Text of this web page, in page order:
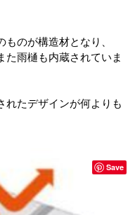
ものが構造材となり、
た雨樋も内蔵されていま
れたデザインが何よりも
Save